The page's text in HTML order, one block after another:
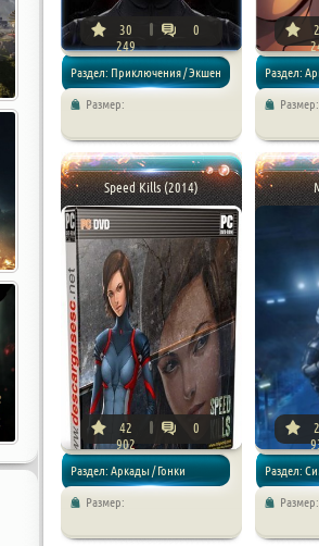
30
249
0
Раздел: Приключения / Экшен
Размер:
Раздел:
Размер:
Speed Kills (2014)
42
902
0
Раздел: Аркады / Гонки
Размер:
Раздел:
Размер: